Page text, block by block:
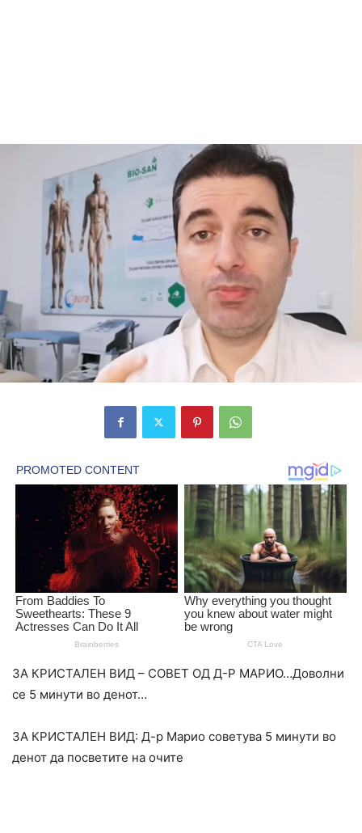
ЗА КРИСТАЛЕН ВИД – СОВЕТ ОД Д-Р МАРИО…Доволни
се 5 минути во денот…
ЗА КРИСТАЛЕН ВИД: Д-р Марио советува 5 минути во
денот да посветите на очите